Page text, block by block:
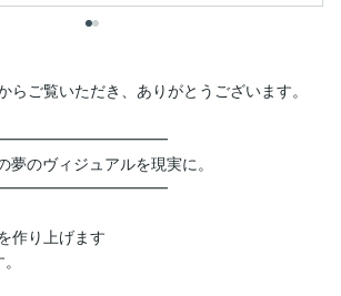
らご覧いただき、ありがとうございます。
のヴィジュアルを現実に。
作り上げます